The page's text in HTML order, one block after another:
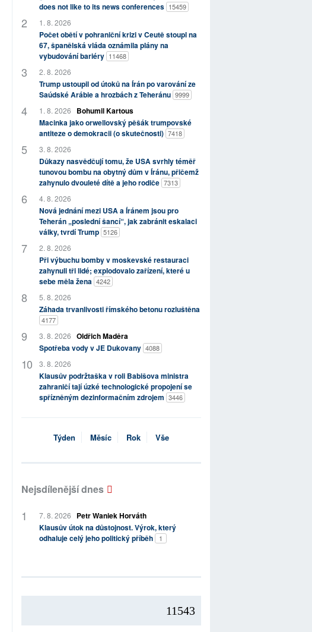
does not like to its news conferences 15459
1. 8. 2026
Počet obětí v pohraniční krizi v Ceutě stoupl na
67, španělská vláda oznámila plány na
vybudování bariéry 11468
2. 8. 2026
Trump ustoupil od útoků na Írán po varování ze
Saúdské Arábie a hrozbách z Teheránu 9999
1. 8. 2026
Bohumil Kartous
Macinka jako orwellovský pěšák trumpovské
antiteze o demokracii (o skutečnosti) 7418
3. 8. 2026
Důkazy nasvědčují tomu, že USA svrhly téměř
tunovou bombu na obytný dům v Íránu, přičemž
zahynulo dvouleté dítě a jeho rodiče 7313
4. 8. 2026
Nová jednání mezi USA a Íránem jsou pro
Teherán „poslední šancí“, jak zabránit eskalaci
války, tvrdí Trump 5126
2. 8. 2026
Při výbuchu bomby v moskevské restauraci
zahynuli tři lidé; explodovalo zařízení, které u
sebe měla žena 4242
5. 8. 2026
Záhada trvanlivosti římského betonu rozluštěna
4177
3. 8. 2026 Oldřich Maděra
Spotřeba vody v JE Dukovany 4088
3. 8. 2026
Klausův podržtaška v roli Babišova ministra
zahraničí tají úzké technologické propojení se
spřízněným dezinformačním zdrojem 3446
Týden Měsíc Rok Vše
Nejsdílenější dnes
7. 8. 2026
Petr Waniek Horváth
Klausův útok na důstojnost. Výrok, který
odhaluje celý jeho politický příběh
1
11543